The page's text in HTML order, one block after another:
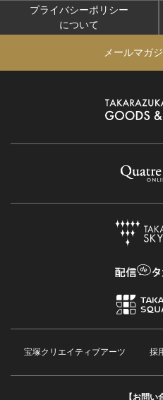
プライバシーポリシー
について
メールマガ
宝塚クリエイティブアーツ 採
【お問い